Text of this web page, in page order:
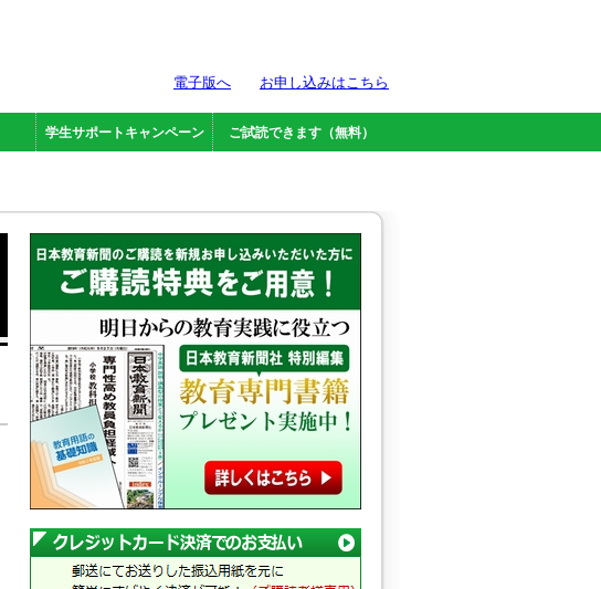
学生サポートキャンペーン ご試読できます（無料）
電子版へ お申し込みはこちら